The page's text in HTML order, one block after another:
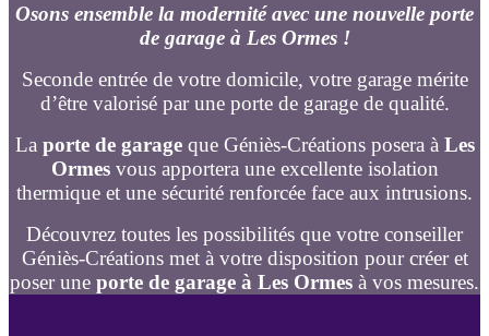
Osons ensemble la modernité avec une nouvelle porte
de garage à Les Ormes !
Seconde entrée de votre domicile, votre garage mérite
d’être valorisé par une porte de garage de qualité.
La porte de garageque Géniès-Créations posera à Les
Ormesvous apportera une excellente isolation
thermique et une sécurité renforcée face aux intrusions.
Découvrez toutes les possibilités que votre conseiller
Géniès-Créations met à votre disposition pour créer et
poser une porte de garage à Les Ormes à vos mesures.